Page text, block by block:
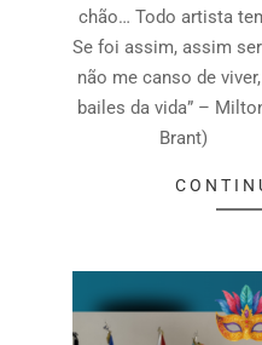
chão… Todo artista
Se foi assim, assim
não me canso de
bailes da vida” –
Brant)